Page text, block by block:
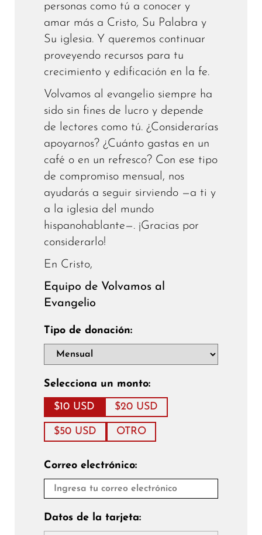
personas como tú a conocer y
amar más a Cristo, Su Palabra y
Su iglesia. Y queremos continuar
proveyendo recursos para tu
crecimiento y edificación en la fe.
Volvamos al evangelio siempre ha
sido sin fines de lucro y depende
de lectores como tú. ¿Considerarías
apoyarnos? ¿Cuánto gastas en un
café o en un refresco? Con ese tipo
de compromiso mensual, nos
ayudarás a seguir sirviendo —a ti y
a la iglesia del mundo
hispanohablante—. ¡Gracias por
considerarlo!
En Cristo,
Equipo de Volvamos al
Evangelio
Tipo de donación:
Selecciona un monto:
$10 USD $20 USD
$50 USD OTRO
Correo electrónico:
Datos de la tarjeta: